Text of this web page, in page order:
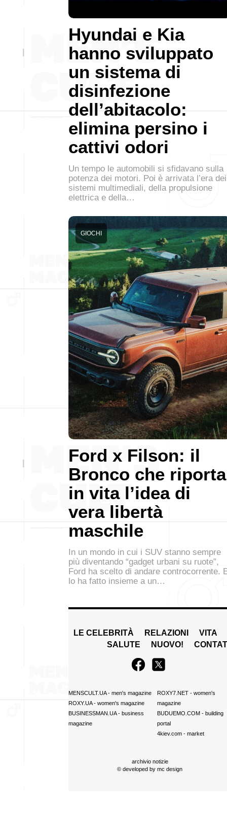
Hyundai e Kia
hanno sviluppato
un sistema di
disinfezione
dell’abitacolo:
elimina persino i
cattivi odori
Un tempo le automobili si sfidavano sulla
potenza dei motori. Poi è arrivata l’era dei
sistemi multimediali, della propulsione
elettrica e della…
Ford x Filson: il
Bronco che riporta
in vita l’idea di
vera libertà
maschile
GIOCHI
In un mondo in cui i SUV stanno sempre
più diventando “gadget urbani su ruote”,
Ford ha scelto di andare controcorrente.
lo ha fatto insieme a un…
LE CELEBRITÀ RELAZIONI
VITA
SALUTE
NUOVO!
MENSCULT.UA- men's magazine
ROXY.UA- women's magazine
BUSINESSMAN.UA- business
magazine
ROXY7.NET- women's
magazine
BUDUEMO.COM- building
portal
4kiev.com- market
archivio notizie
© developed by mc design